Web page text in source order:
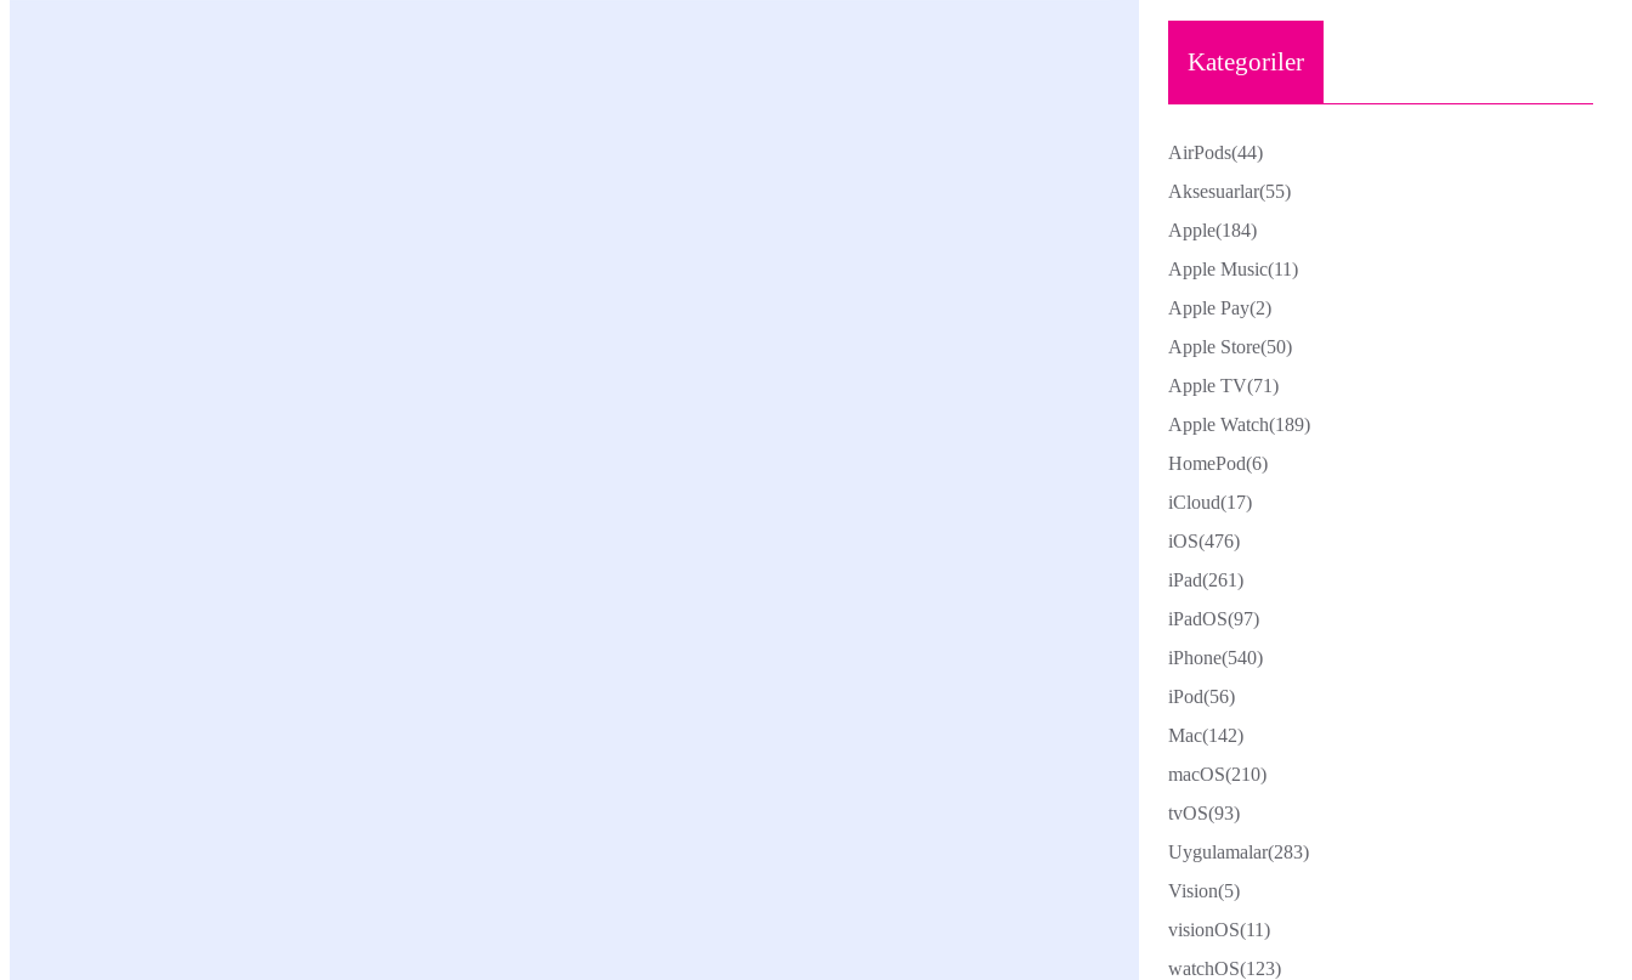
Kategoriler
AirPods(44)
Aksesuarlar(55)
Apple(184)
Apple Music(11)
Apple Pay(2)
Apple Store(50)
Apple TV(71)
Apple Watch(189)
HomePod(6)
iCloud(17)
iOS(476)
iPad(261)
iPadOS(97)
iPhone(540)
iPod(56)
Mac(142)
macOS(210)
tvOS(93)
Uygulamalar(283)
Vision(5)
visionOS(11)
watchOS(123)